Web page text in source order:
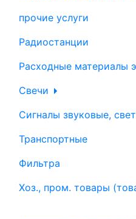
прочие услуги
Радиостанции
Расходные материалы
Свечи
Сигналы звуковые,
Транспортные
Фильтра
Хоз., пром. товары